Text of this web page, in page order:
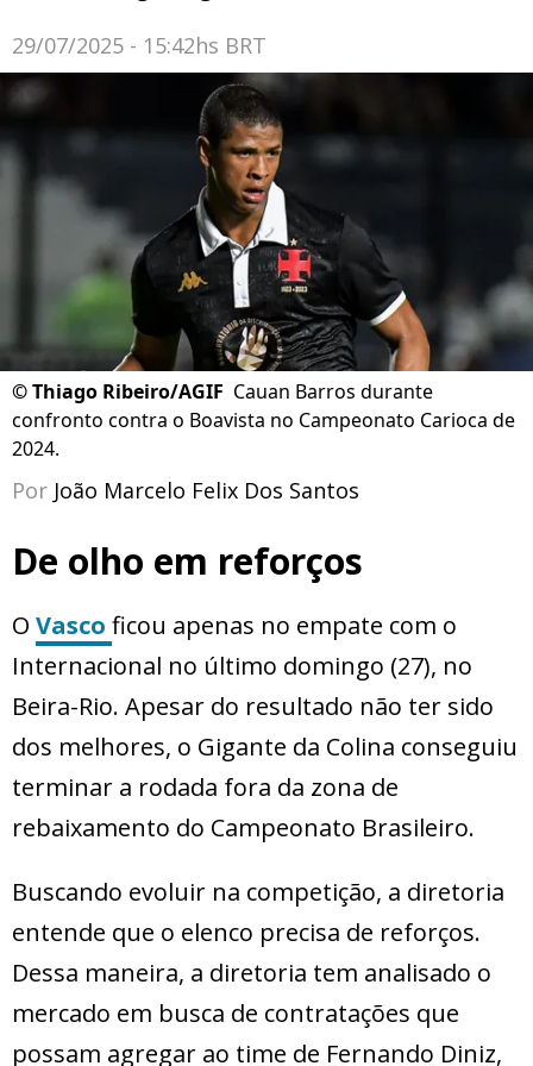
29/07/2025 - 15:42hs BRT
©Thiago Ribeiro/AGIF Cauan Barros durante
confronto contra o Boavista no Campeonato Carioca de
2024.
Por João Marcelo Felix Dos Santos
De olho em reforços
O Vasco ficou apenas no empate com o
Internacional no último domingo (27), no
Beira-Rio. Apesar do resultado não ter sido
dos melhores, o Gigante da Colina conseguiu
terminar a rodada fora da zona de
rebaixamento do Campeonato Brasileiro.
Buscando evoluir na competição, a diretoria
entende que o elenco precisa de reforços.
Dessa maneira, a diretoria tem analisado o
mercado em busca de contratações que
possam agregar ao time de Fernando Diniz,